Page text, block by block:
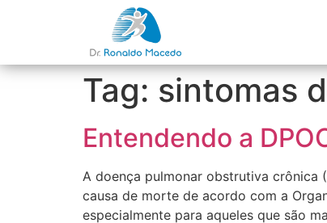
Tag: sintomas
Entendendo a
A doença pulmonar obstrutiva crônica
causa de morte de acordo com a
especialmente para aqueles que são